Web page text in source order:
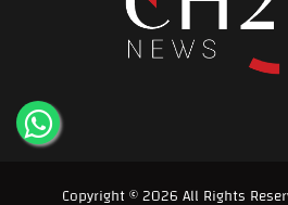
Copyright © 2026 All Rights